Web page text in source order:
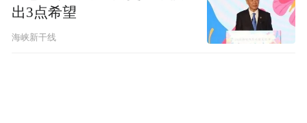
出3点希望
海峡新干线